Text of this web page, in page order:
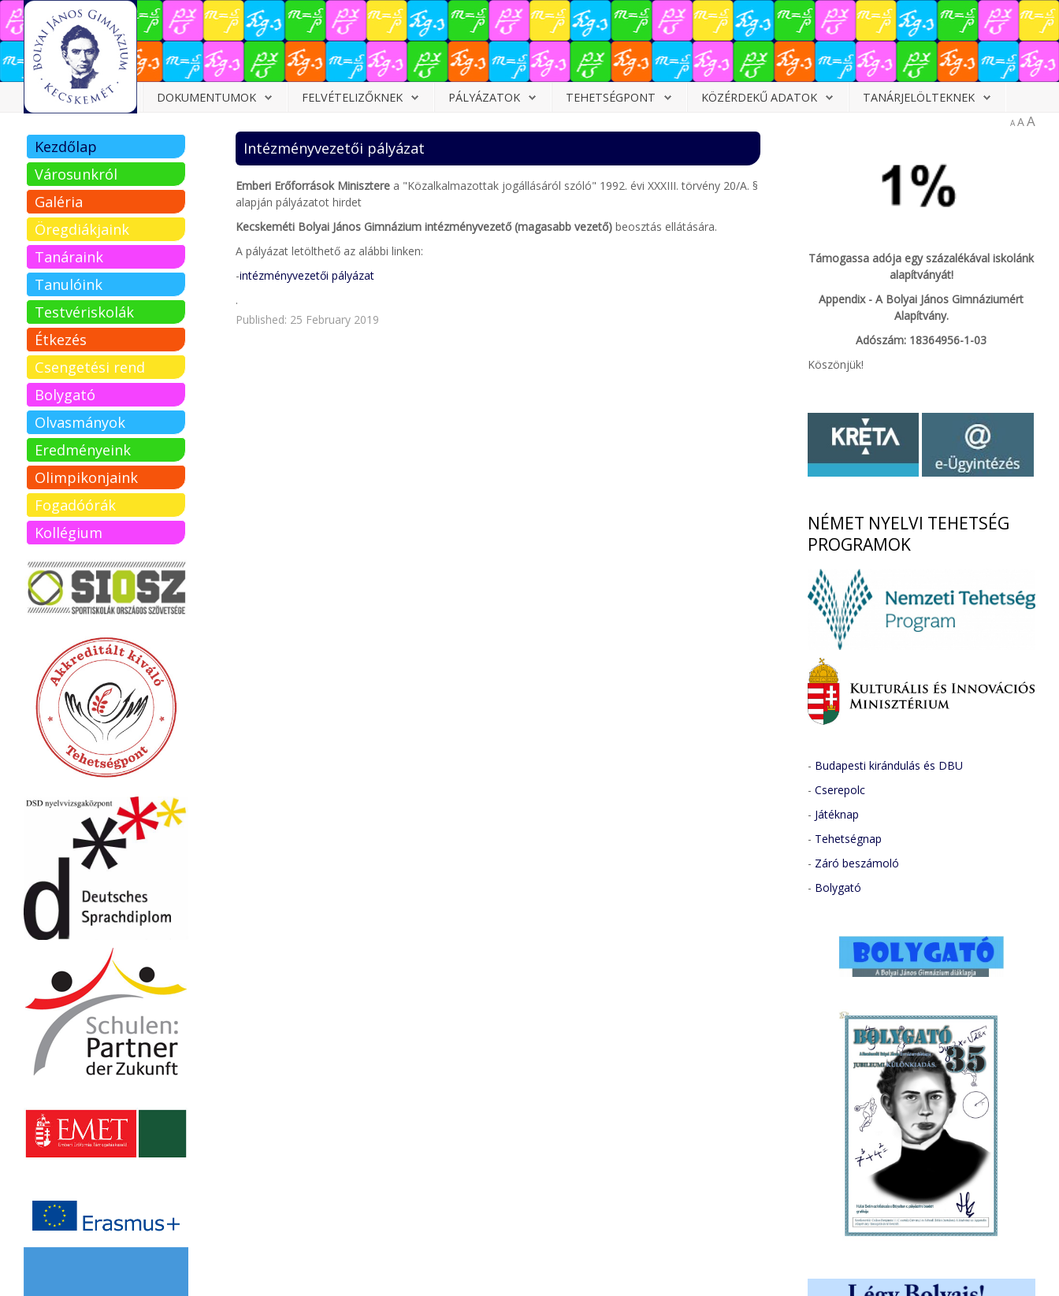
Dokumentumok
Felvételizőknek
Pályázatok
Tehetségpont
Közérdekű
adatok
Tanárjelölteknek
DOKUMENTUMOK FELVÉTELIZŐKNEK PÁLYÁZATOK TEHETSÉGPONT KÖZÉRDEKŰ ADATOK TANÁRJELÖLTEKNEK
A AA
Intézményvezetői pályázat
Emberi Erőforrások Miniszterea "Közalkalmazottak jogállásáról szóló" 1992. évi XXXIII. törvény 20/A. §
alapján pályázatot hirdet
Kecskeméti Bolyai János Gimnázium intézményvezető(magasabb vezető)beosztás ellátására.
A pályázat letölthető az alábbi linken:
-intézményvezetői pályázat
.
Published: 25 February 2019
Kezdőlap
Városunkról
Galéria
Öregdiákjaink
Tanáraink
Tanulóink
Testvériskolák
Étkezés
Csengetési rend
Bolygató
Olvasmányok
Eredményeink
Olimpikonjaink
Fogadóórák
Kollégium
Támogassa adója egy százalékával iskolánk
alapítványát!
Appendix - A Bolyai János Gimnáziumért
Alapítvány.
Adószám: 18364956-1-03
Köszönjük!
NÉMET NYELVI TEHETSÉG
PROGRAMOK
- Budapesti kirándulás és DBU
- Cserepolc
- Játéknap
- Tehetségnap
- Záró beszámoló
- Bolygató